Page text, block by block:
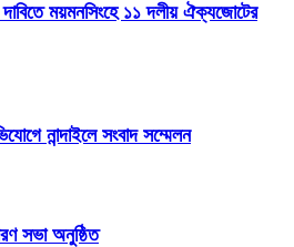
ময়মনসিংহে ১১ দলীয় ঐক্যজোটের
নান্দাইলে সংবাদ সম্মেলন
সভা অনুষ্ঠিত